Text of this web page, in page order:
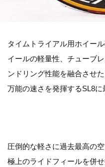
タイムトライアル用ホイー
イールの軽量性、チューブ
ンドリング性能を融合させ
万能の速さを発揮するSL8に
圧倒的な軽さに過去最高の
極上のライドフィールを併